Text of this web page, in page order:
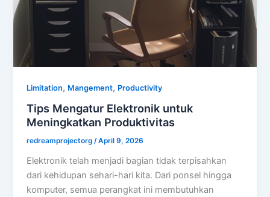
Limitation, Mangement, Productivity
Tips Mengatur Elektronik untuk
Meningkatkan Produktivitas
redreamprojectorg/April 9, 2026
Elektronik telah menjadi bagian tidak terpisahkan
dari kehidupan sehari-hari kita. Dari ponsel hingga
komputer, semua perangkat ini membutuhkan